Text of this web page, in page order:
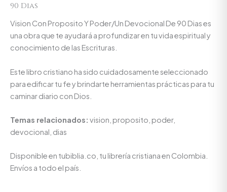
90 Dias
Vision Con Proposito Y Poder/Un Devocional De 90 Dias es
una obra que te ayudará a profundizar en tu vida espiritual y
conocimiento de las Escrituras.
Este libro cristiano ha sido cuidadosamente seleccionado
para edificar tu fe y brindarte herramientas prácticas para tu
caminar diario con Dios.
Temas relacionados: vision, proposito, poder,
devocional, dias
Disponible en tubiblia.co, tu librería cristiana en Colombia.
Envíos a todo el país.